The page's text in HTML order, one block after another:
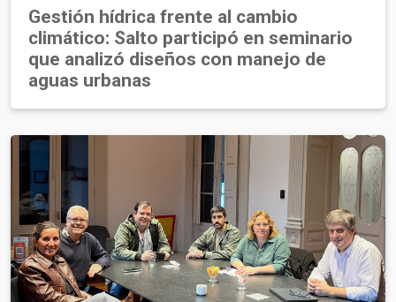
Gestión hídrica frente al cambio
climático: Salto participó en seminario
que analizó diseños con manejo de
aguas urbanas